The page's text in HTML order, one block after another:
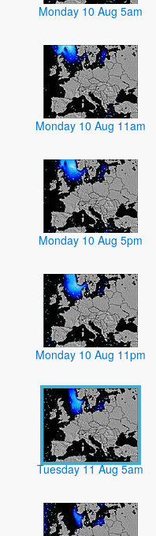
Monday 10 Aug 5am
Monday 10 Aug 11am
Monday 10 Aug 5pm
Monday 10 Aug 11pm
Tuesday 11 Aug 5am